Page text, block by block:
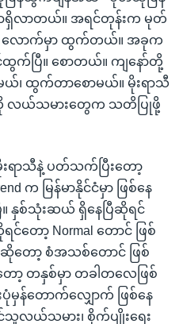
ာရှိလာတယ်။ အရင်တုန်းက မုတ်
လောက်မှာ ထွက်တယ်။ အခုက
ပြီ။ စောတယ်။ ကျနော်တို့
ယ်၊ ထွက်တာစောမယ်။ မိုးရာသီ
ကို လယ်သမားတွေက သတိပြုဖို့
ရာသီနဲ့ ပတ်သက်ပြီးတော့
က မြန်မာနိုင်ငံမှာ ဖြစ်နေ
နှစ်သုံးဆယ် ရှိနေပြီဆိုရင်
တော့ Normal တောင် ဖြစ်
ြီဆိုတော့ စံအသစ်တောင် ဖြစ်
ော့ တနှစ်မှာ တခါတလေဖြစ်
န်တောက်လျှောက် ဖြစ်နေ
လယ်သမား၊ စိုက်ပျိုးရေး